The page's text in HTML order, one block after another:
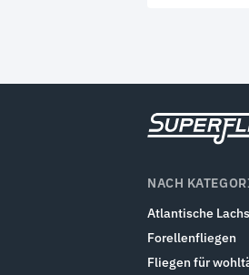
NACH
Atlantische
Forellenfliegen
Fliegen für